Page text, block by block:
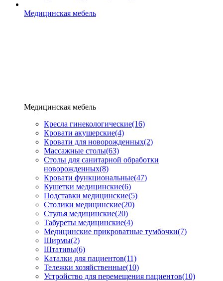
Медицинская мебель
Медицинская мебель
Кресла гинекологические(16)
Кровати акушерские(4)
Кровати для новорожденных(2)
Массажные столы(63)
Столы для санитарной обработки
новорожденных(8)
Кровати функциональные(47)
Кушетки медицинские(6)
Подставки медицинские(5)
Столики медицинские(20)
Стулья медицинские(20)
Табуреты медицинские(4)
Медицинские прикроватные тумбочки(7)
Ширмы(2)
Штативы(6)
Каталки для пациентов(11)
Тележки хозяйственные(10)
Устройство для перемещения пациентов(10)